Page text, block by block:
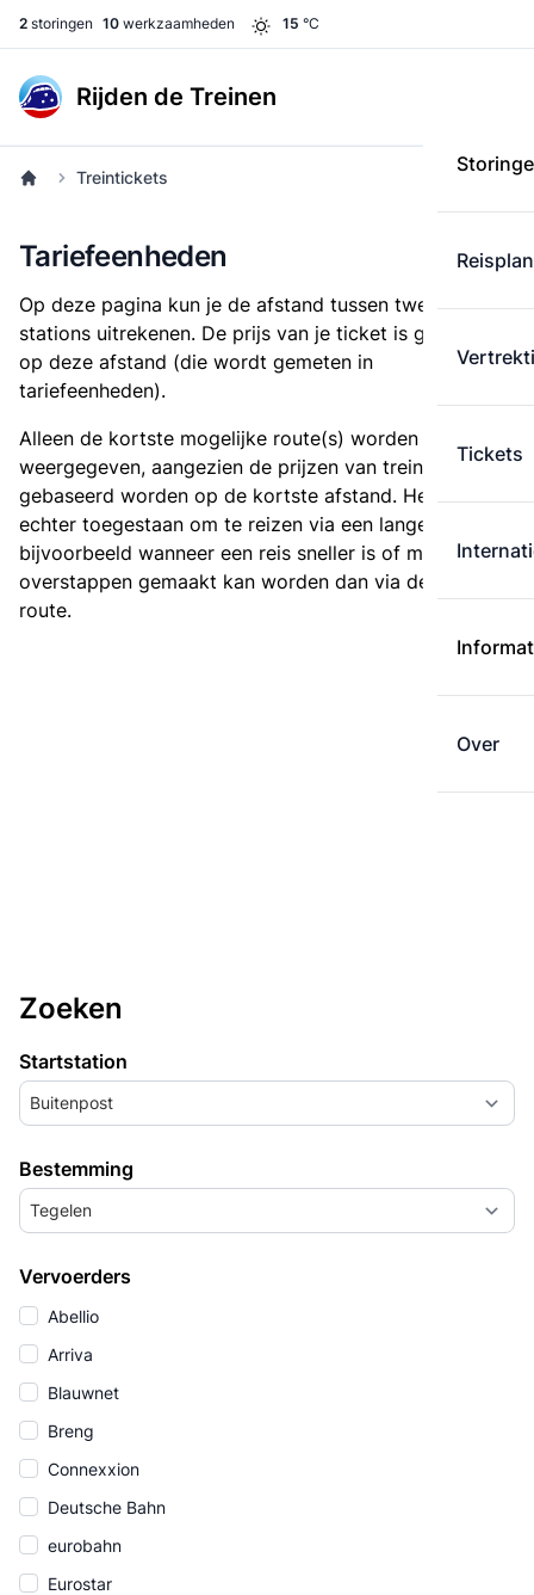
2 storingen 10 werkzaamheden 15 °C
Rijden de Treinen
Tickets
Over
Treintickets
Tariefeenheden
Op deze pagina kun je de afstand tussen twee
stations uitrekenen. De prijs van je ticket is gebaseerd
op deze afstand (die wordt gemeten in
tariefeenheden).
Alleen de kortste mogelijke route(s) worden
weergegeven, aangezien de prijzen van treintickets
gebaseerd worden op de kortste afstand. Het is
echter toegestaan om te reizen via een langere route,
bijvoorbeeld wanneer een reis sneller is of met minder
overstappen gemaakt kan worden dan via de kortste
route.
Zoeken
Startstation
Buitenpost
Bestemming
Tegelen
Vervoerders
Abellio
Arriva
Blauwnet
Breng
Connexxion
Deutsche Bahn
eurobahn
Eurostar